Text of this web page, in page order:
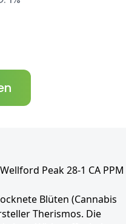
Peak 28-1 CA PPM
Blüten (Cannabis
Therismos. Die